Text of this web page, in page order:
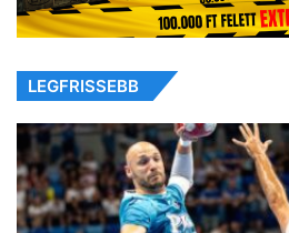
LEGFRISSEBB